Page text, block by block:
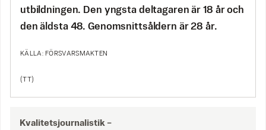
utbildningen. Den yngsta deltagaren är 18 år och
den äldsta 48. Genomsnittsåldern är 28 år.
KÄLLA: FÖRSVARSMAKTEN
(TT)
Kvalitetsjournalistik –